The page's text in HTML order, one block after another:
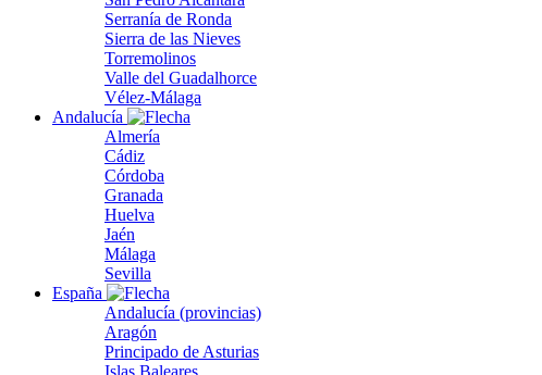
Serranía de Ronda
Sierra de las Nieves
Torremolinos
Valle del Guadalhorce
Vélez-Málaga
Andalucía
Almería
Cádiz
Córdoba
Granada
Huelva
Jaén
Málaga
Sevilla
España
Andalucía (provincias)
Aragón
Principado de Asturias